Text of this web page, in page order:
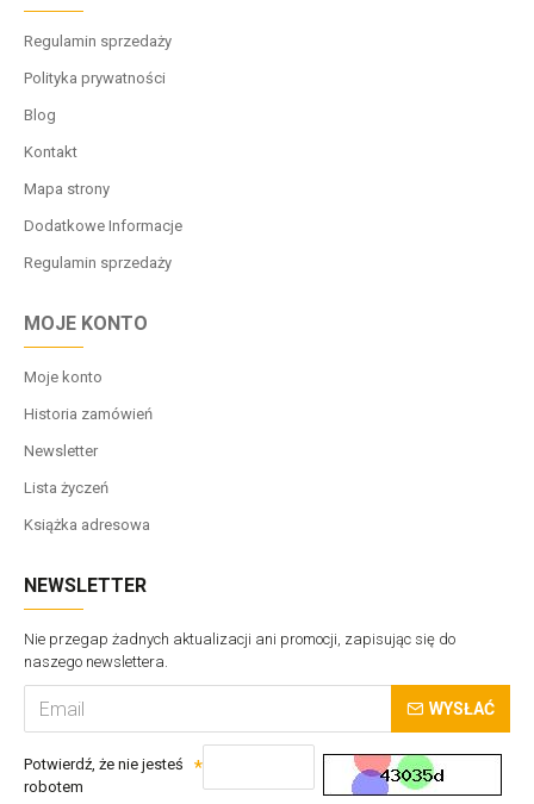
Regulamin sprzedaży
Polityka prywatności
Blog
Kontakt
Mapa strony
Dodatkowe Informacje
Regulamin sprzedaży
MOJE KONTO
Moje konto
Historia zamówień
Newsletter
Lista życzeń
Książka adresowa
NEWSLETTER
Nie przegap żadnych aktualizacji ani promocji, zapisując się do
naszego newslettera.
WYSŁAĆ
Potwierdź, że nie jesteś
robotem